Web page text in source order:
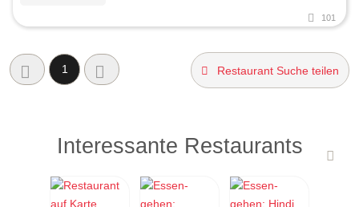
101
1 Restaurant Suche teilen
Interessante Restaurants